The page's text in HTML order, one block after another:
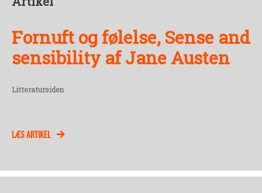
Fornuft og følelse, Sense and
sensibility af Jane Austen
Litteratursiden
LÆS ARTIKEL